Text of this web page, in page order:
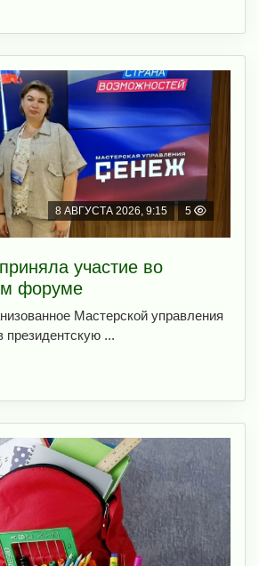
8 АВГУСТА 2026, 9:15 5
участие во
форуме
Мастерской управления
президентскую ...